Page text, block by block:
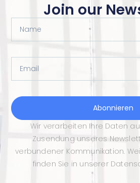
Join our
Abonnieren
Wir verarbeiten Ihre Daten
Zusendung unseres
verbundener Kommunikation.
finden Sie in unserer